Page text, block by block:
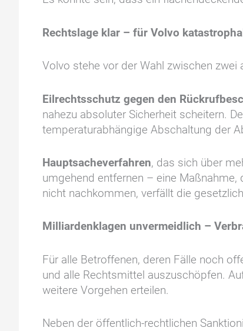
Rechtslage klar – für Volvo
Volvo stehe vor der Wahl zwischen zwei
Eilrechtsschutz gegen den
nahezu absoluter Sicherheit scheitern.
temperaturabhängige Abschaltung der
Hauptsacheverfahren, das sich über
umgehend entfernen – eine
nicht nachkommen, verfällt die
Milliardenklagen unvermeidlich –
Für alle Betroffenen, deren Fälle noch
und alle Rechtsmittel auszuschöpfen.
weitere Vorgehen erteilen.
Neben der öffentlich-rechtlichen